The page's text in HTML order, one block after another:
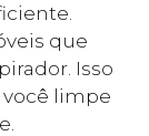
que
Isso
limpe